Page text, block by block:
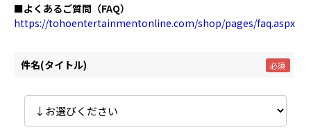
■よくあるご質問（FAQ）
https://tohoentertainmentonline.com/shop/pages/faq.aspx
件名(タイトル)